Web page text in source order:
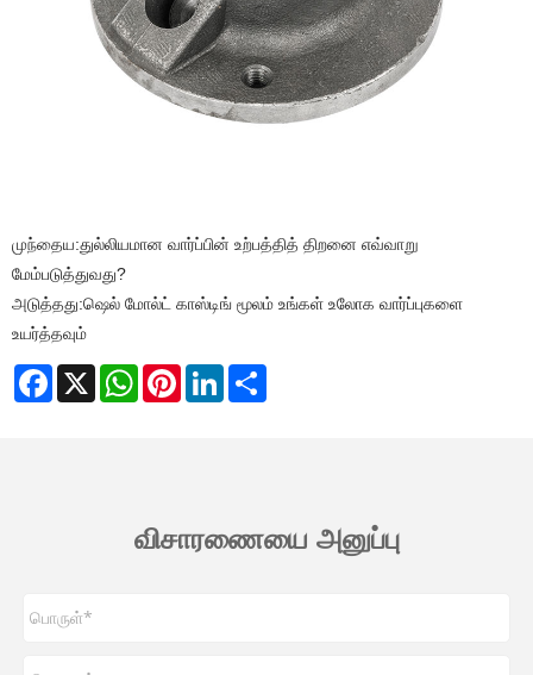
முந்தைய:துல்லியமான வார்ப்பின் உற்பத்தித் திறனை எவ்வாறு
மேம்படுத்துவது?
அடுத்தது:ஷெல் மோல்ட் காஸ்டிங் மூலம் உங்கள் உலோக வார்ப்புகளை
உயர்த்தவும்
Facebook
X WhatsAppPinterestLinkedIn
விசாரணையை அனுப்பு